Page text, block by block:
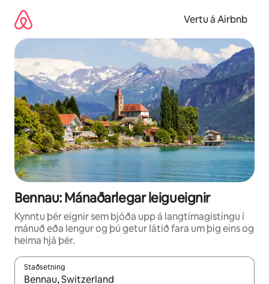
beint
Vertu á Airbnb
Bennau: Mánaðarlegar leigueignir
Kynntu þér eignir sem bjóða upp á langtímagistingu í
mánuð eða lengur og þú getur látið fara um þig eins og
heima hjá þér.
Staðsetning
Þegar niðurstöður liggja fyrir skaltu nota upp og niður